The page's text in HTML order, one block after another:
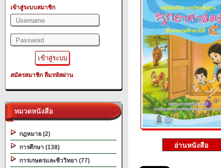
เข้าสู่ระบบสมาชิก
สมัครสมาชิก ลืมรหัสผ่าน
หมวดหนังสือ
กฎหมาย (2)
การศึกษา (138)
การเกษตรและชีววิทยา (77)